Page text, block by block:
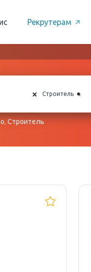
Рекрутерам
× ×
Строитель
,Строитель